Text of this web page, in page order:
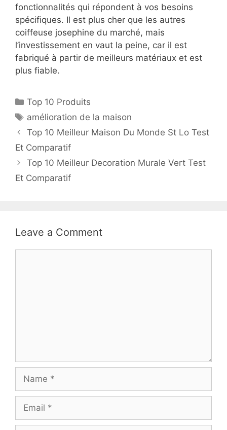
fonctionnalités qui répondent à vos besoins
spécifiques. Il est plus cher que les autres
coiffeuse josephine du marché, mais
l’investissement en vaut la peine, car il est
fabriqué à partir de meilleurs matériaux et est
plus fiable.
Top 10 Produits
amélioration de la maison
Top 10 Meilleur Maison Du Monde St Lo Test
Et Comparatif
Top 10 Meilleur Decoration Murale Vert Test
Et Comparatif
Leave a Comment